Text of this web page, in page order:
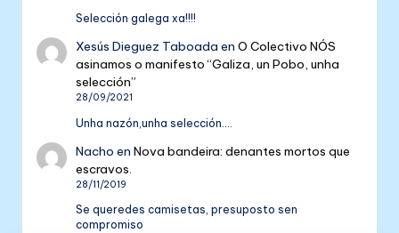
Selección galega xa!!!!
Xesús Dieguez Taboada enO Colectivo NÓS
asinamos o manifesto “Galiza, un Pobo, unha
selección”
28/09/2021
Unha nazón,unha selección....
Nacho enNova bandeira: denantes mortos que
escravos.
28/11/2019
Se queredes camisetas, presuposto sen
compromiso